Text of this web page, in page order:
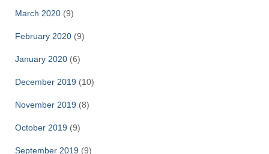
March 2020 (9)
February 2020 (9)
January 2020 (6)
December 2019 (10)
November 2019 (8)
October 2019 (9)
September 2019 (9)